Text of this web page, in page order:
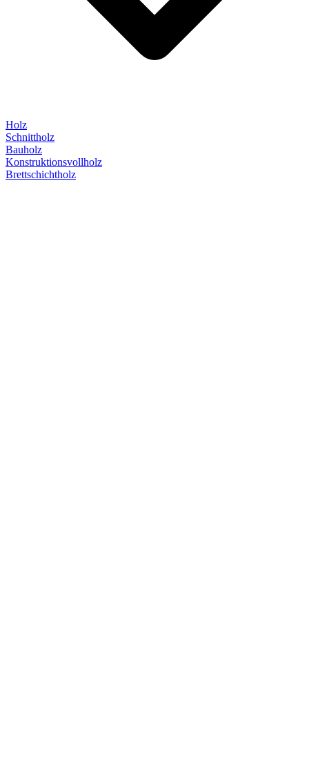
Holz
Schnittholz
Bauholz
Konstruktionsvollholz
Brettschichtholz